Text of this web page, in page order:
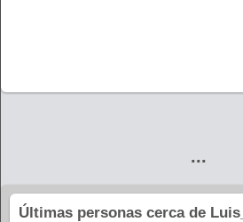
...
Últimas personas cerca de